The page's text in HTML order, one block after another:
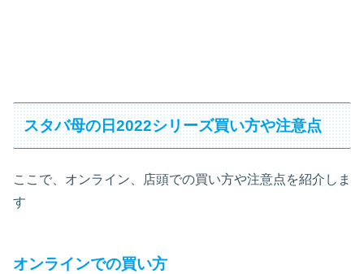
スタバ母の日2022シリーズ買い方や注意点
ここで、オンライン、店頭での買い方や注意点を紹介しま
す
オンラインでの買い方